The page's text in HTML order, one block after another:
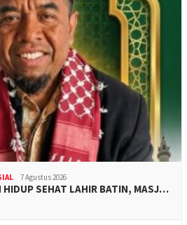
7 Agustus 2026
HIDUP SEHAT LAHIR BATIN, MASJ…